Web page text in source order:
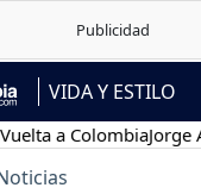
VIDA Y ESTILO
ColombiaJorge